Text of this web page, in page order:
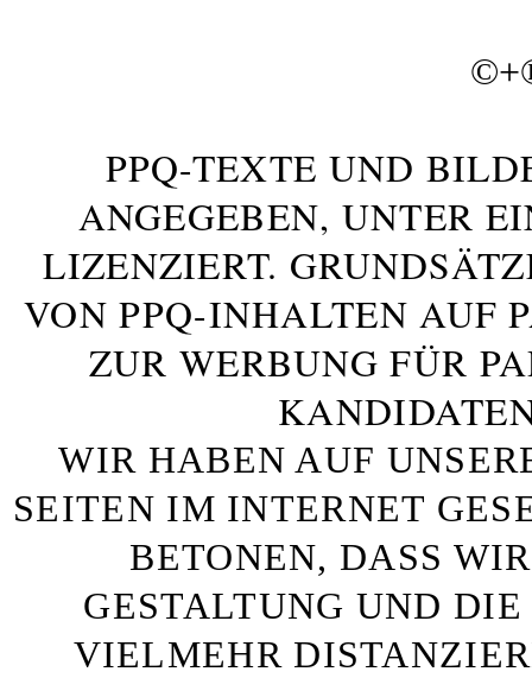
©+
PPQ-TEXTE UND
ANGEGEBEN, UNTER
LIZENZIERT.
VON PPQ-INHALTEN AUF
ZUR WERBUNG FÜR
WIR HABEN AUF
SEITEN IM INTERNET
BETONEN, DASS
GESTALTUNG UND
VIELMEHR